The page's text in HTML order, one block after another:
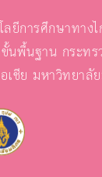
ยีการศึกษาทาง
นพื้นฐาน กระทร
เชีย มหาวิทยาลั